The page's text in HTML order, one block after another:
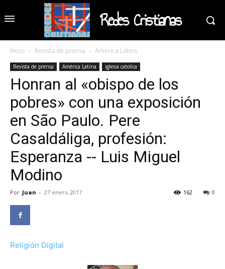
Redes Cristianas
Inicio Revista de prensa América Latina
Revista de prensa América Latina iglesia catolica
Honran al «obispo de los
pobres» con una exposición
en São Paulo. Pere
Casaldáliga, profesión:
Esperanza -- Luis Miguel
Modino
Por Juan - 27 enero 2017 0
162
Religión Digital